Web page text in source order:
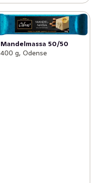
Mandelmassa 50/50
400 g, Odense